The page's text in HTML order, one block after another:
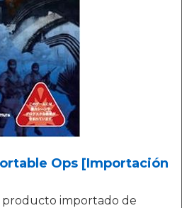
Ops [Importación
importado de